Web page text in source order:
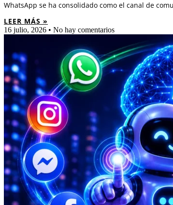
WhatsApp se ha consolidado como el canal de
LEER MÁS »
16 julio, 2026 No hay comentarios